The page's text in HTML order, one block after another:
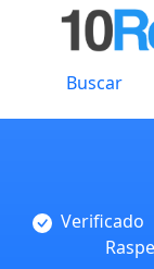
Buscar
Verificado